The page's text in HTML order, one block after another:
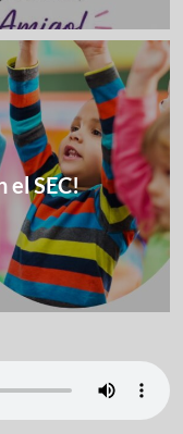
el SEC!